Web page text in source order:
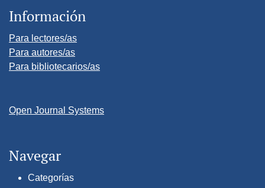
Información
Para lectores/as
Para autores/as
Para bibliotecarios/as
Open Journal Systems
Navegar
Categorías